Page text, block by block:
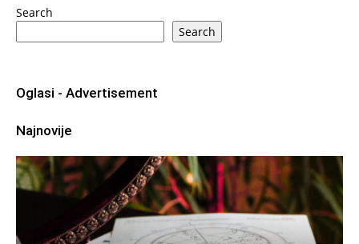
Search
Search
Oglasi - Advertisement
Najnovije